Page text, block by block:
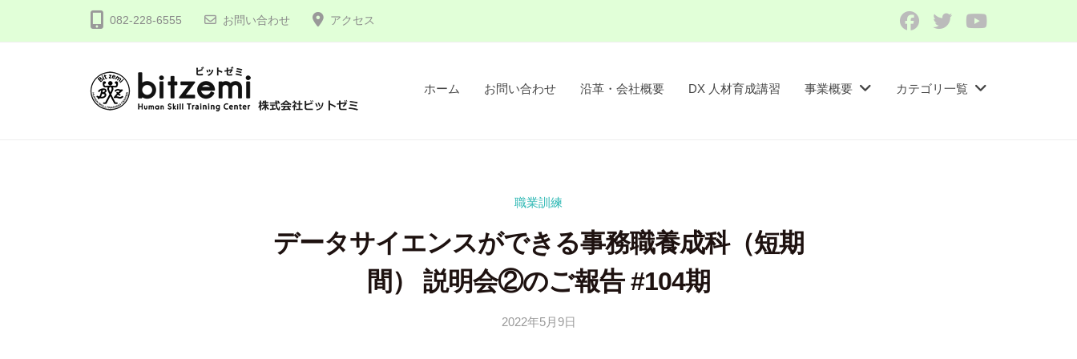
082-228-6555 お問い合わせ アクセス Facebook
TwitterYouTube
ホーム お問い合わせ 沿革・会社概要 DX 人材育成講習​ 事業概要 カテゴリ一覧
職業訓練
データサイエンスができる事務職養成科（短期
間） 説明会②のご報告 #104期
2022年5月9日
式
会
ビ
ッ